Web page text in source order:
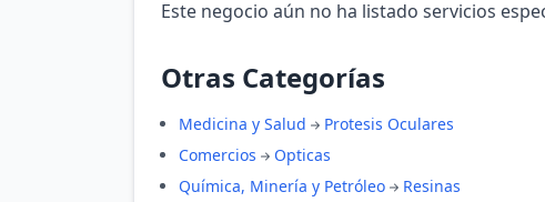
Este negocio aún no ha listado servicios
Otras Categorías
Medicina y Salud
Protesis Oculares
Comercios
Opticas
Química, Minería y Petróleo
Resinas